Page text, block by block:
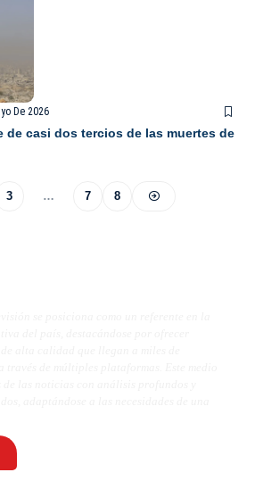
De 2026
de casi dos tercios de las muertes de
3 … 7 8